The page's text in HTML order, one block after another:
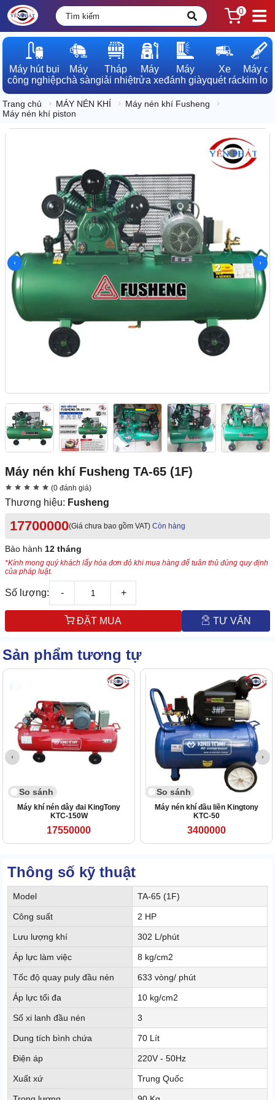
0
Máy hút bụi
công nghiệp
Máy
chà sàn
Tháp
giải nhiệt
Máy
rửa xe
Máy
đánh giày
Xe
quét rác
Máy dò
kim loại
Trang chủ MÁY NÉN KHÍ
Máy nén khí Fusheng
Máy nén khí piston
Máy nén khí Fusheng TA-65 (1F)
(0 đánh giá)
Thương hiệu: Fusheng
17700000(Giá chưa bao gồm VAT) Còn hàng
Bảo hành 12 tháng
*Kính mong quý khách lấy hóa đơn đỏ khi mua hàng để tuân thủ đúng quy định
của pháp luật.
Số lượng: - +
ĐẶT MUA TƯ VẤN
Sản phẩm tương tự
So sánh
Máy khí nén dây đai KingTony
KTC-150W
17550000
So sánh
Máy nén khí đầu liền Kingtony
KTC-50
3400000
Thông số kỹ thuật
Model TA-65 (1F)
Công suất 2 HP
Lưu lượng khí 302 L/phút
Áp lực làm việc 8 kg/cm2
Tốc độ quay puly đầu nén 633 vòng/ phút
Áp lực tối đa 10 kg/cm2
Số xi lanh đầu nén 3
Dung tích bình chứa 70 Lít
Điện áp 220V - 50Hz
Xuất xứ Trung Quốc